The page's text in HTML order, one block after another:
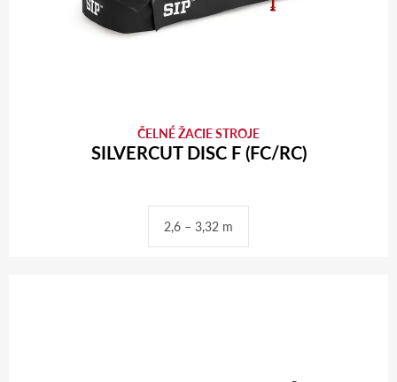
ČELNÉ ŽACIE STROJE
SILVERCUT DISC F (FC/RC)
2,6 – 3,32 m